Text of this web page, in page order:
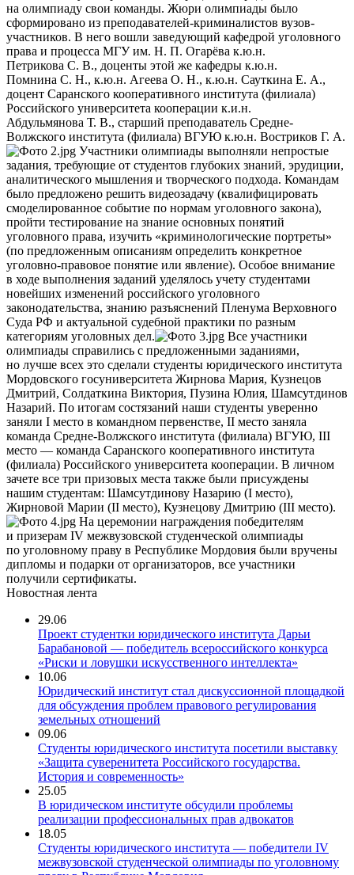
на олимпиаду свои команды. Жюри олимпиады было
сформировано из преподавателей-криминалистов вузов-
участников. В него вошли заведующий кафедрой уголовного
права и процесса МГУ им. Н. П. Огарёва к.ю.н.
Петрикова С. В., доценты этой же кафедры к.ю.н.
Помнина С. Н., к.ю.н. Агеева О. Н., к.ю.н. Сауткина Е. А.,
доцент Саранского кооперативного института (филиала)
Российского университета кооперации к.и.н.
Абдульмянова Т. В., старший преподаватель Средне-
Волжского института (филиала) ВГУЮ к.ю.н. Востриков Г. А.
Участники олимпиады выполняли непростые
задания, требующие от студентов глубоких знаний, эрудиции,
аналитического мышления и творческого подхода. Командам
было предложено решить видеозадачу (квалифицировать
смоделированное событие по нормам уголовного закона),
пройти тестирование на знание основных понятий
уголовного права, изучить «криминологические портреты»
(по предложенным описаниям определить конкретное
уголовно-правовое понятие или явление). Особое внимание
в ходе выполнения заданий уделялось учету студентами
новейших изменений российского уголовного
законодательства, знанию разъяснений Пленума Верховного
Суда РФ и актуальной судебной практики по разным
категориям уголовных дел.
Все участники
олимпиады справились с предложенными заданиями,
но лучше всех это сделали студенты юридического института
Мордовского госуниверситета Жирнова Мария, Кузнецов
Дмитрий, Солдаткина Виктория, Пузина Юлия, Шамсутдинов
Назарий. По итогам состязаний наши студенты уверенно
заняли I место в командном первенстве, II место заняла
команда Средне-Волжского института (филиала) ВГУЮ, III
место — команда Саранского кооперативного института
(филиала) Российского университета кооперации. В личном
зачете все три призовых места также были присуждены
нашим студентам: Шамсутдинову Назарию (I место),
Жирновой Марии (II место), Кузнецову Дмитрию (III место).
На церемонии награждения победителям
и призерам IV межвузовской студенческой олимпиады
по уголовному праву в Республике Мордовия были вручены
дипломы и подарки от организаторов, все участники
получили сертификаты.
Новостная лента
29.06
Проект студентки юридического института Дарьи
Барабановой — победитель всероссийского конкурса
«Риски и ловушки искусственного интеллекта»
10.06
Юридический институт стал дискуссионной площадкой
для обсуждения проблем правового регулирования
земельных отношений
09.06
Студенты юридического института посетили выставку
«Защита суверенитета Российского государства.
История и современность»
25.05
В юридическом институте обсудили проблемы
реализации профессиональных прав адвокатов
18.05
Студенты юридического института — победители IV
межвузовской студенческой олимпиады по уголовному